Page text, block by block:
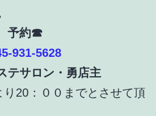
予約☎
931-5628
テサロン・勇店主
20：００までとさせて頂